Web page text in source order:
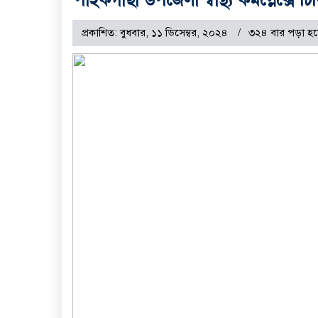
প্রকাশিত: বুধবার, ১১ ডিসেম্বর, ২০২৪ ৩২৪ বার পড়া